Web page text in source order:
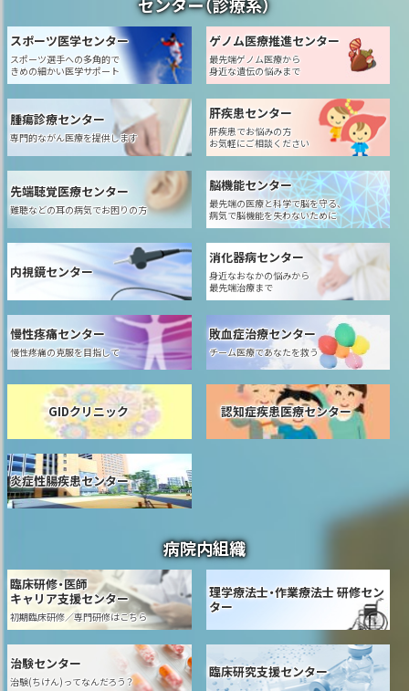
センター（診療系）
スポーツ医学センター
スポーツ選手への多角的で
きめの細かい医学サポート
ゲノム医療推進センター
最先端ゲノム医療から
身近な遺伝の悩みまで
腫瘍診療センター
専門的ながん医療を提供します
肝疾患センター
肝疾患でお悩みの方
お気軽にご相談ください
先端聴覚医療センター
難聴などの耳の病気でお困りの方
脳機能センター
最先端の医療と科学で脳を守る、
病気で脳機能を失わないために
内視鏡センター
消化器病センター
身近なおなかの悩みから
最先端治療まで
慢性疼痛センター
慢性疼痛の克服を目指して
敗血症治療センター
チーム医療であなたを救う
GIDクリニック 認知症疾患医療センター
炎症性腸疾患センター
病院内組織
臨床研修・医師
キャリア支援センター
初期臨床研修／専門研修はこちら
理学療法士・作業療法士 研修セン
ター
治験センター
治験(ちけん)ってなんだろう？
臨床研究支援センター